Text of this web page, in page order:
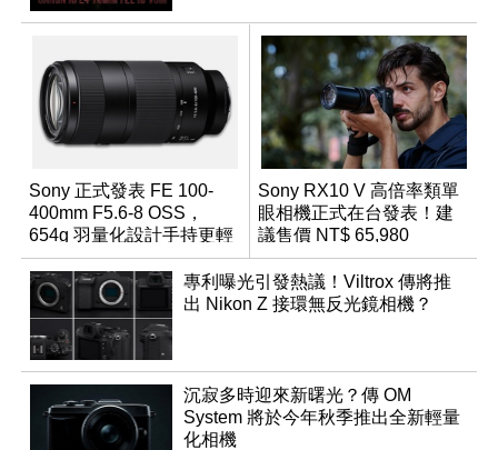
Sony 正式發表 FE 100-
400mm F5.6-8 OSS，
654g 羽量化設計手持更輕
鬆
Sony RX10 V 高倍率類單
眼相機正式在台發表！建
議售價 NT$ 65,980
專利曝光引發熱議！Viltrox 傳將推
出 Nikon Z 接環無反光鏡相機？
沉寂多時迎來新曙光？傳 OM
System 將於今年秋季推出全新輕量
化相機